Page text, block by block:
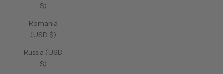
$)
Romania
(USD $)
Russia (USD
$)